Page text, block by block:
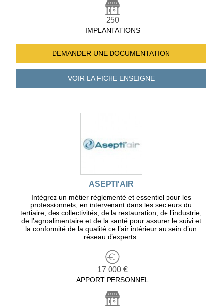
250
IMPLANTATIONS
DEMANDER UNE DOCUMENTATION
VOIR LA FICHEENSEIGNE
ASEPTI'AIR
Intégrez un métier réglementé et essentiel pour les
professionnels, en intervenant dans les secteurs du
tertiaire, des collectivités, de la restauration, de l’industrie,
de l’agroalimentaire et de la santé pour assurer le suivi et
la conformité de la qualité de l’air intérieur au sein d’un
réseau d’experts.
17 000 €
APPORT PERSONNEL